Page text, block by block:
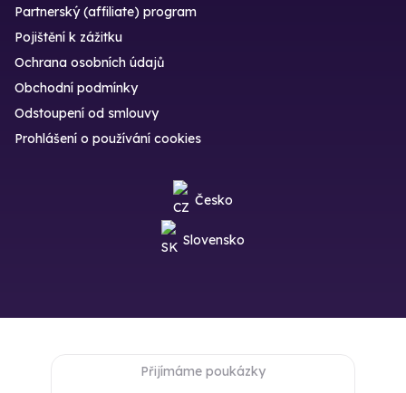
Partnerský (affiliate) program
Pojištění k zážitku
Ochrana osobních údajů
Obchodní podmínky
Odstoupení od smlouvy
Prohlášení o používání cookies
Česko
Slovensko
Přijímáme poukázky